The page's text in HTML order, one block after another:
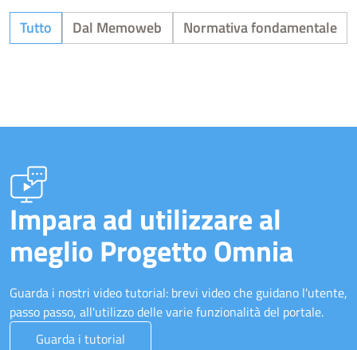
Tutto Dal Memoweb Normativa fondamentale
Impara ad utilizzare al
meglio Progetto Omnia
Guarda i nostri video tutorial: brevi video che guidano l'utente,
passo passo, all'utilizzo delle varie funzionalità del portale.
Guarda i tutorial